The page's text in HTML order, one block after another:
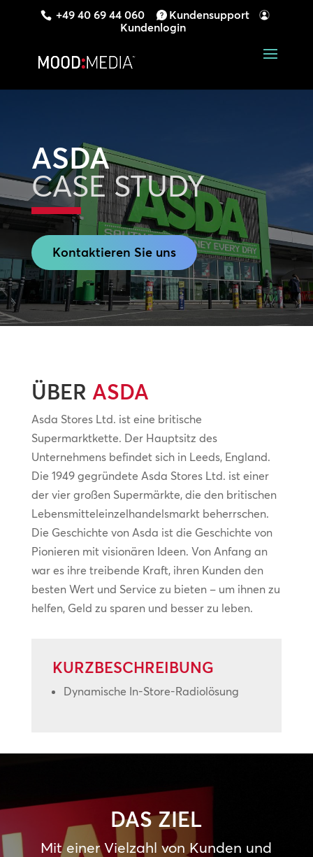
+49 40 69 44 060
Kundensupport
Kundenlogin
ASDA
CASE STUDY
Kontaktieren Sie uns
ÜBER ASDA
Asda Stores Ltd. ist eine britische
Supermarktkette. Der Hauptsitz des
Unternehmens befindet sich in Leeds, England.
Die 1949 gegründete Asda Stores Ltd. ist einer
der vier großen Supermärkte, die den britischen
Lebensmitteleinzelhandelsmarkt beherrschen.
Die Geschichte von Asda ist die Geschichte von
Pionieren mit visionären Ideen. Von Anfang an
war es ihre treibende Kraft, ihren Kunden den
besten Wert und Service zu bieten – um ihnen zu
helfen, Geld zu sparen und besser zu leben.
KURZBESCHREIBUNG
Dynamische In-Store-Radiolösung
DAS ZIEL
Mit einer Vielzahl von Kunden und